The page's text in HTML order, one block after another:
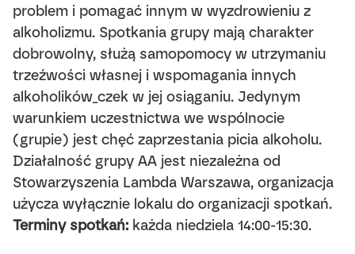
problem i pomagać innym w wyzdrowieniu z
alkoholizmu. Spotkania grupy mają charakter
dobrowolny, służą samopomocy w utrzymaniu
trzeźwości własnej i wspomagania innych
alkoholików_czek w jej osiąganiu. Jedynym
warunkiem uczestnictwa we wspólnocie
(grupie) jest chęć zaprzestania picia alkoholu.
Działalność grupy AA jest niezależna od
Stowarzyszenia Lambda Warszawa, organizacja
użycza wyłącznie lokalu do organizacji spotkań.
Terminy spotkań: każda niedziela 14:00-15:30.